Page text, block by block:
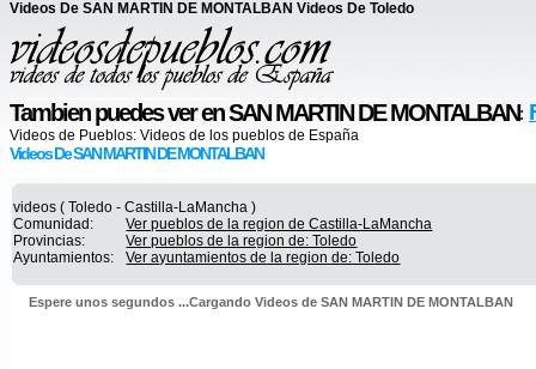
Videos De SAN MARTIN DE MONTALBAN Videos De Toledo
Tambien puedes ver en SAN MARTIN DE MONTALBAN:
Videos de Pueblos: Videos de los pueblos de España
Videos De SAN MARTIN DE MONTALBAN
videos ( Toledo - Castilla-LaMancha )
Comunidad:
Ver pueblos de la region de Castilla-LaMancha
Provincias:
Ver pueblos de la region de: Toledo
Ayuntamientos:
Ver ayuntamientos de la region de: Toledo
Espere unos segundos ...Cargando Videos de SAN MARTIN DE MONTALBAN